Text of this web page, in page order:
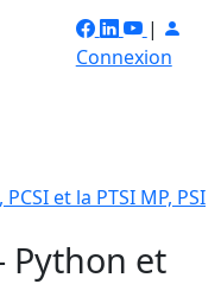
|
Connexion
PCSI et la PTSI MP, PSI
Python et